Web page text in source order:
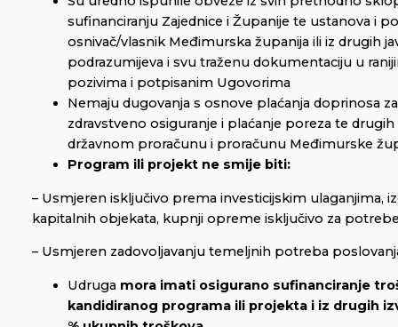
sufinanciranju Zajednice i Županije te ustanova i
osnivač/vlasnik Međimurska županija ili iz drugih
podrazumijeva i svu traženu dokumentaciju u
pozivima i potpisanim Ugovorima
Nemaju dugovanja s osnove plaćanja doprinosa
zdravstveno osiguranje i plaćanje poreza te
državnom proračunu i proračunu Međimurske
Program ili projekt ne smije biti:
– Usmjeren isključivo prema investicijskim ulaganjima,
kapitalnih objekata, kupnji opreme isključivo za
– Usmjeren zadovoljavanju temeljnih potreba
Udruga mora imati osigurano sufinanciranje
kandidiranog programa ili projekta i iz drugih